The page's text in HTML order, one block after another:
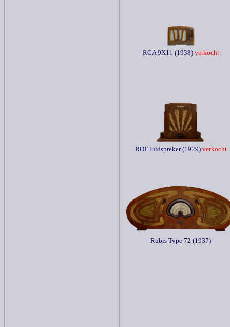
RCA 9X11 (1938)verkocht
ROF luidspreker (1929)verkocht
Rubis Type 72 (1937)